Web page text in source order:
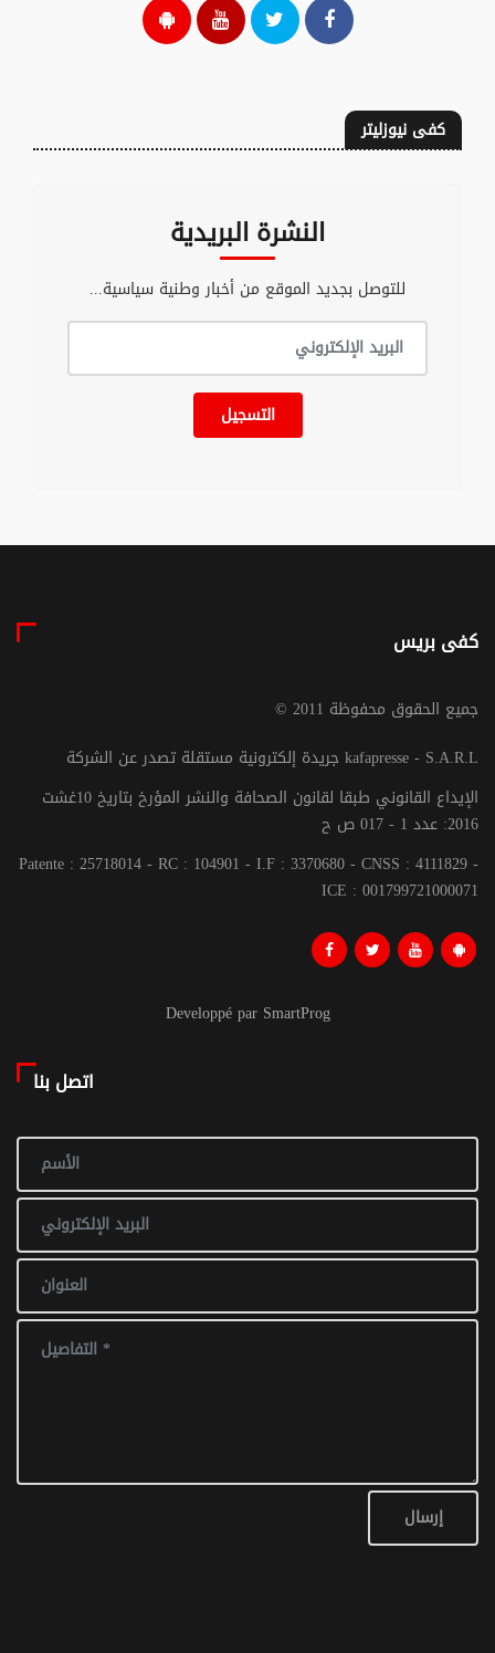
كفى نيوزليتر
النشرة البريدية
للتوصل بجديد الموقع من أخبار وطنية سياسية...
التسجيل
كفى بريس
© جميع الحقوق محفوظة 2011
جريدة إلكترونية مستقلة تصدر عن الشركة kafapresse - S.A.R.L
الإيداع القانوني طبقا لقانون الصحافة والنشر المؤرخ بتاريخ 10غشت
2016: عدد 1 - 017 ص ح
Patente : 25718014 - RC : 104901 - I.F : 3370680 - CNSS : 4111829 -
ICE : 001799721000071
Developpé par SmartProg
اتصل بنا